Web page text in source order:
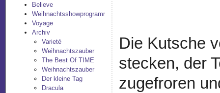
Believe
Weihnachtsshowprogramm
Voyage
Archiv
Varieté
Weihnachtszauber
The Best Of TIME
Weihnachtszauber
Der kleine Tag
Dracula
Die Kutsche
stecken, der
zugefroren